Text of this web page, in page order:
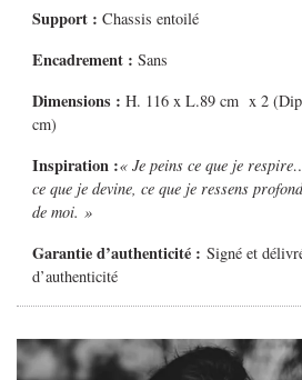
Support : Chassis entoilé
Encadrement : Sans
Dimensions : H. 116 x L.89 cm x 2
cm)
Inspiration :« Je peins ce que je
ce que je devine, ce que je ressens
de moi. »
Garantie d’authenticité : Signé et
d’authenticité